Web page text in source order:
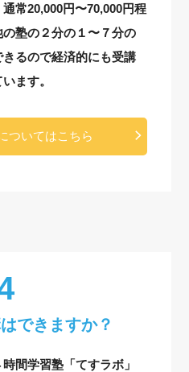
常20,000円〜70,000円程
塾の２分の１〜７分の
るので経済的にも受講
ます。
ついてはこちら
できますか？
間学習塾「てすラボ」